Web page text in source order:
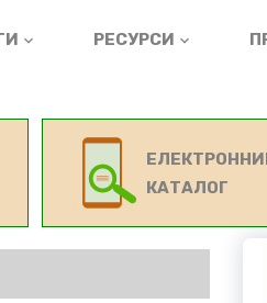
РЕСУРСИ
КАТАЛОГ